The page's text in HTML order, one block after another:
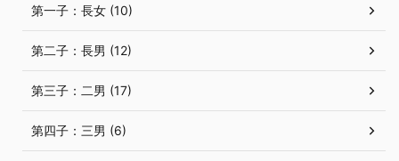
第一子：長女 (10)
第二子：長男 (12)
第三子：二男 (17)
第四子：三男 (6)